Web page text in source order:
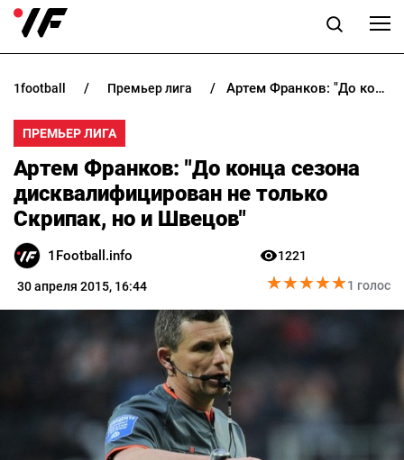
НОВОСТИ
ПРОГНОЗЫ
БУКМЕКЕРЫ
КАЗИНО
РАЗНОЕ
1football премьер лига Артем Франков: "До конца сезона дисквалифицирован не только Скрипак, но и Швецов"
ПРЕМЬЕР ЛИГА
Артем Франков: "До конца сезона
дисквалифицирован не только
Скрипак, но и Швецов"
1Football.info
30 апреля 2015, 16:44
1221
★★★★★
★★★★★1 голос